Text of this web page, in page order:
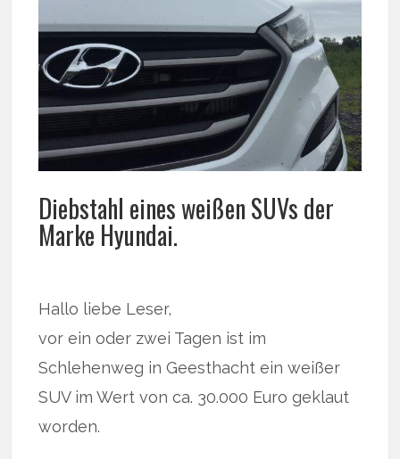
Diebstahl eines weißen SUVs der
Marke Hyundai.
Hallo liebe Leser,
vor ein oder zwei Tagen ist im
Schlehenweg in Geesthacht ein weißer
SUV im Wert von ca. 30.000 Euro geklaut
worden.